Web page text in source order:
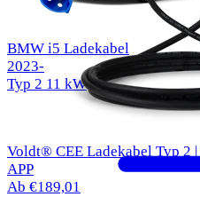
BMW i5 Ladekabel
2023-
Typ 2 11 kW
Voldt® CEE Ladekabel Typ 2
APP
Ab €189,01